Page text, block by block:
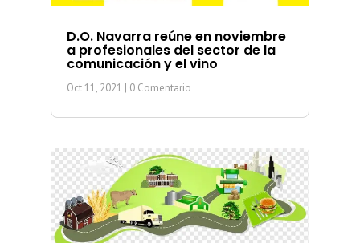
D.O. Navarra reúne en noviembre
a profesionales del sector de la
comunicación y el vino
Oct 11, 2021 | 0 Comentario